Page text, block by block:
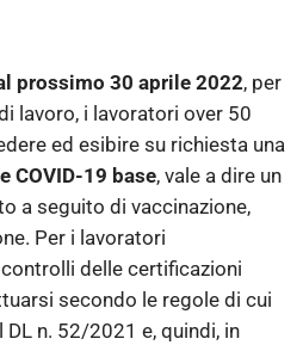
prossimo 30 aprile 2022, per
lavoro, i lavoratori over 50
ed esibire su richiesta una
COVID-19 base, vale a dire un
a seguito di vaccinazione,
Per i lavoratori
delle certificazioni
secondo le regole di cui
DL n. 52/2021 e, quindi, in